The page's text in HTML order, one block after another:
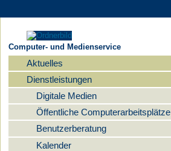
Computer- und Medienservice
Navigation
Aktuelles
Dienstleistungen
Digitale Medien
Öffentliche Computerarbeitsplätze
Benutzerberatung
Kalender